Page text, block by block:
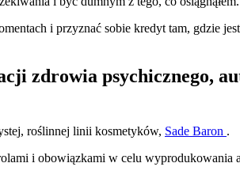
i przyznać sobie kredyt tam, gdzie
zdrowia psychicznego,
roślinnej linii kosmetyków, Sade Baron .
i obowiązkami w celu